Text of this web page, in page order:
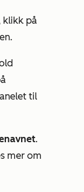
klikk på
til
.
mer om